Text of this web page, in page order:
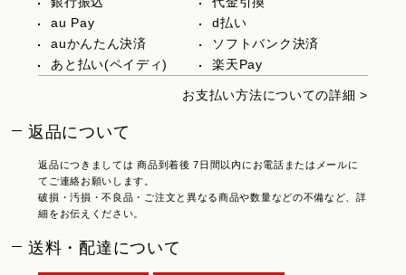
au Pay
d払い
auかんたん決済
ソフトバンク決済
あと払い(ペイディ)
楽天Pay
お支払い方法についての詳細 >
返品について
返品につきましては 商品到着後 7日間以内にお電話またはメールに
てご連絡お願いします。
破損・汚損・不良品・ご注文と異なる商品や数量などの不備など、詳
細をお伝えください。
送料・配達について